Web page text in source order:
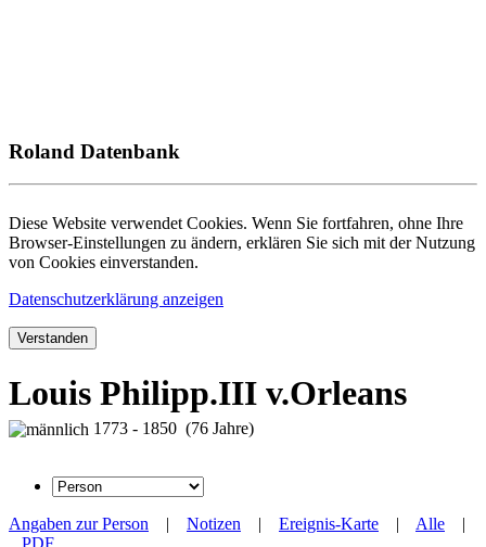
Roland Datenbank
Diese Website verwendet Cookies. Wenn Sie fortfahren, ohne Ihre
Browser-Einstellungen zu ändern, erklären Sie sich mit der Nutzung
von Cookies einverstanden.
Datenschutzerklärung anzeigen
Verstanden
Louis Philipp.III v.Orleans
1773 - 1850 (76 Jahre)
Angaben zur Person | Notizen | Ereignis-Karte | Alle |
PDF